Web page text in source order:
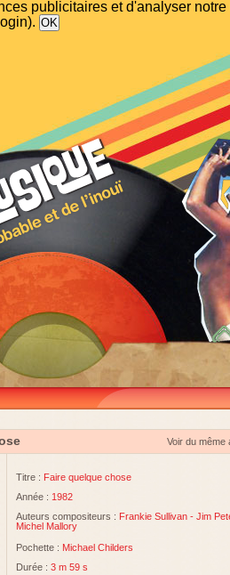
publicitaires et d'analyser
Voir du même
Titre : Faire quelque chose
Année : 1982
Auteurs compositeurs : Frankie Sullivan - Jim
Michel Mallory
Pochette : Michael Childers
Durée : 3 m 59 s